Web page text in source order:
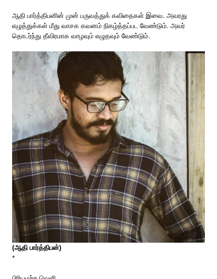
ஆதி பார்த்திபனின் முன் பருவத்துக் கவிதைகள் இவை. அவரது
எழுத்துக்கள் மீது வாசக கவனம் நிகழ்த்தப்பட வேண்டும். அவர்
தொடர்ந்து தீவிரமாக வாழவும் எழுதவும் வேண்டும்.
(ஆதி பார்த்திபன்)
*